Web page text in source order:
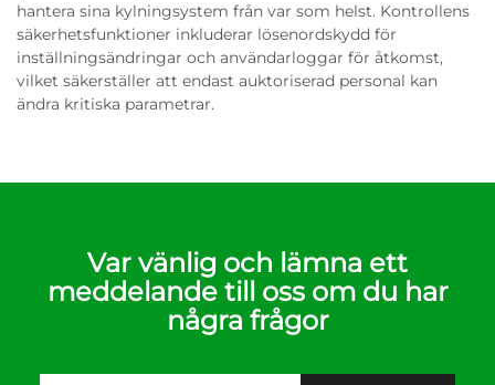
hantera sina kylningsystem från var som helst. Kontrollens
säkerhetsfunktioner inkluderar lösenordskydd för
inställningsändringar och användarloggar för åtkomst,
vilket säkerställer att endast auktoriserad personal kan
ändra kritiska parametrar.
Var vänlig och lämna ett
meddelande till oss om du har
några frågor